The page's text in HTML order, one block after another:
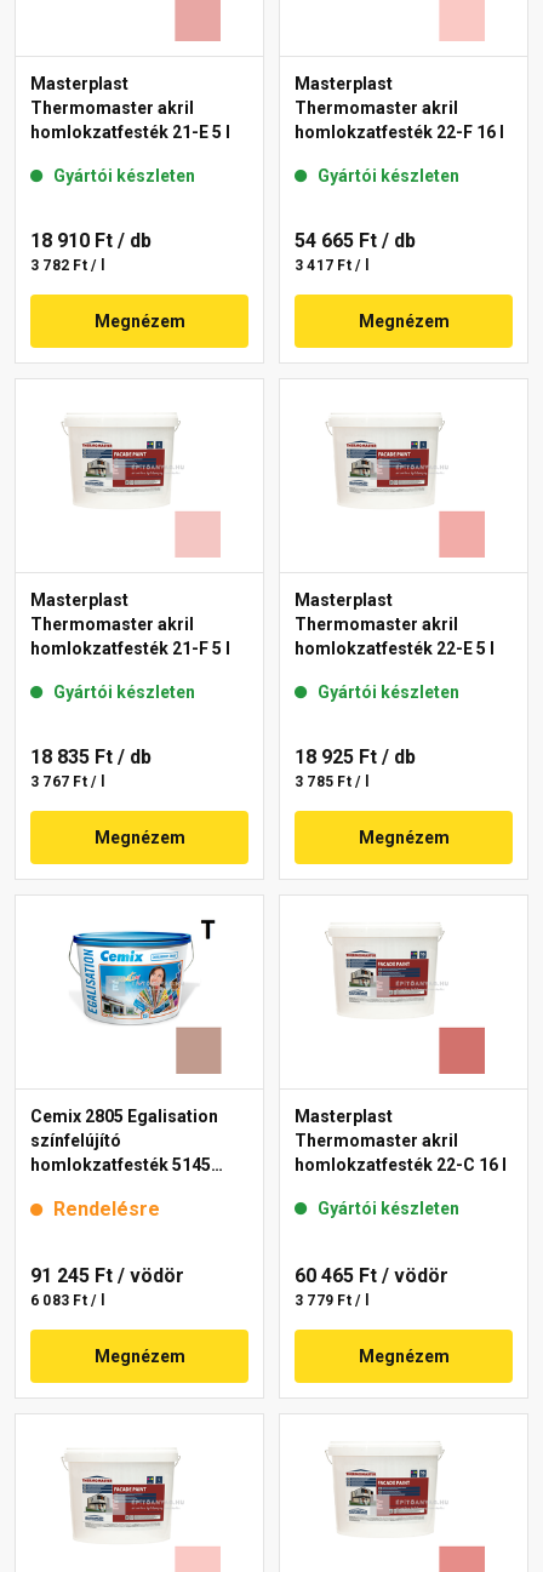
Masterplast
Thermomaster akril
homlokzatfesték 21-E 5 l
Gyártói készleten
18 910 Ft / db
3 782 Ft / l
Megnézem
Masterplast
Thermomaster akril
homlokzatfesték 22-F 16 l
Gyártói készleten
54 665 Ft / db
3 417 Ft / l
Megnézem
Masterplast
Thermomaster akril
homlokzatfesték 21-F 5 l
Gyártói készleten
18 835 Ft / db
3 767 Ft / l
Megnézem
Masterplast
Thermomaster akril
homlokzatfesték 22-E 5 l
Gyártói készleten
18 925 Ft / db
3 785 Ft / l
Megnézem
Cemix 2805 Egalisation
színfelújító
homlokzatfesték 5145
Rendelésre
91 245 Ft / vödör
6 083 Ft / l
Megnézem
Masterplast
Thermomaster akril
homlokzatfesték 22-C 16 l
Gyártói készleten
60 465 Ft / vödör
3 779 Ft / l
Megnézem